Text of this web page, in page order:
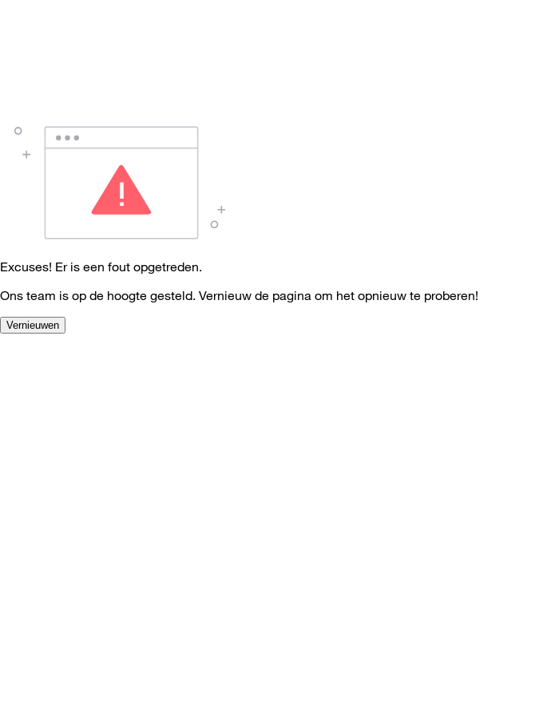
Excuses! Er is een fout opgetreden.
Ons team is op de hoogte gesteld. Vernieuw de pagina om het opnieuw te proberen!
Vernieuwen